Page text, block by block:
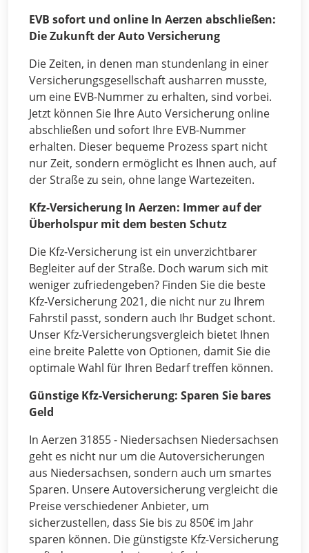
EVB sofort und online In Aerzen abschließen:
Die Zukunft der Auto Versicherung
Die Zeiten, in denen man stundenlang in einer
Versicherungsgesellschaft ausharren musste,
um eine EVB-Nummer zu erhalten, sind vorbei.
Jetzt können Sie Ihre Auto Versicherung online
abschließen und sofort Ihre EVB-Nummer
erhalten. Dieser bequeme Prozess spart nicht
nur Zeit, sondern ermöglicht es Ihnen auch, auf
der Straße zu sein, ohne lange Wartezeiten.
Kfz-Versicherung In Aerzen: Immer auf der
Überholspur mit dem besten Schutz
Die Kfz-Versicherung ist ein unverzichtbarer
Begleiter auf der Straße. Doch warum sich mit
weniger zufriedengeben? Finden Sie die beste
Kfz-Versicherung 2021, die nicht nur zu Ihrem
Fahrstil passt, sondern auch Ihr Budget schont.
Unser Kfz-Versicherungsvergleich bietet Ihnen
eine breite Palette von Optionen, damit Sie die
optimale Wahl für Ihren Bedarf treffen können.
Günstige Kfz-Versicherung: Sparen Sie bares
Geld
In Aerzen 31855 - Niedersachsen Niedersachsen
geht es nicht nur um die Autoversicherungen
aus Niedersachsen, sondern auch um smartes
Sparen. Unsere Autoversicherung vergleicht die
Preise verschiedener Anbieter, um
sicherzustellen, dass Sie bis zu 850€ im Jahr
sparen können. Die günstigste Kfz-Versicherung